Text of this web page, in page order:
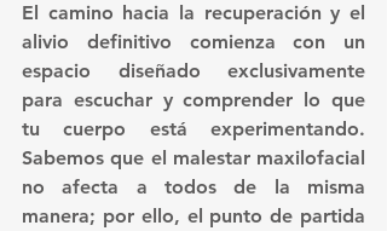
El camino hacia la recuperación y el
alivio definitivo comienza con un
espacio diseñado exclusivamente
para escuchar y comprender lo que
tu cuerpo está experimentando.
Sabemos que el malestar maxilofacial
no afecta a todos de la misma
manera; por ello, el punto de partida